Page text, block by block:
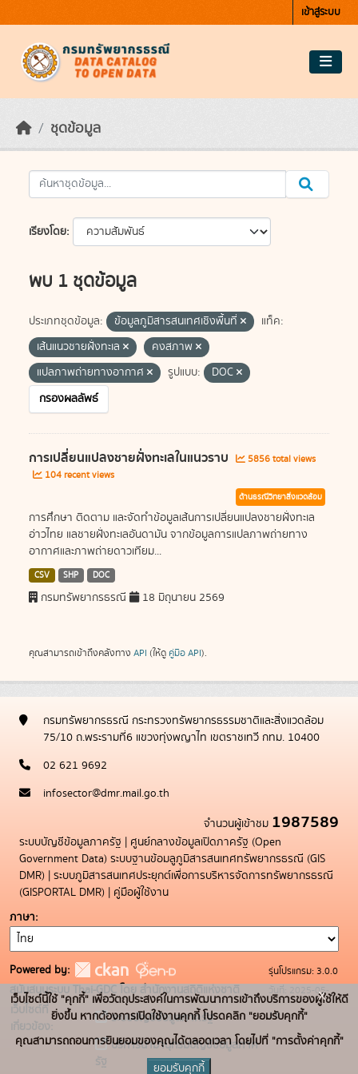
เข้าสู่ระบบ
ชุดข้อมูล
เรียงโดย
พบ 1 ชุดข้อมูล
ประเภทชุดข้อมูล: ข้อมูลภูมิสารสนเทศเชิงพื้นที่
แท็ค:
เส้นแนวชายฝั่งทะเล
คงสภาพ
แปลภาพถ่ายทางอากาศ
รูปแบบ:
DOC
กรองผลลัพธ์
การเปลี่ยนแปลงชายฝั่งทะเลในแนวราบ
5856 total views
104 recent views
ด้านธรณีวิทยาสิ่งแวดล้อม
การศึกษา ติดตาม และจัดทำข้อมูลเส้นการเปลี่ยนแปลงชายฝั่งทะเล
อ่าวไทย แลชายฝั่งทะเลอันดามัน จากข้อมูลการแปลภาพถ่ายทาง
อากาศและภาพถ่ายดาวเทียม...
CSV SHP DOC
กรมทรัพยากรธรณี 18 มิถุนายน 2569
คุณสามารถเข้าถึงคลังทาง API (ให้ดู คู่มือ API).
กรมทรัพยากรธรณี กระทรวงทรัพยากรธรรมชาติและสิ่งแวดล้อม
75/10 ถ.พระรามที่6 แขวงทุ่งพญาไท เขตราชเทวี กทม. 10400
02 621 9692
infosector@dmr.mail.go.th
จำนวนผู้เข้าชม 1987589
ระบบบัญชีข้อมูลภาครัฐ | ศูนย์กลางข้อมูลเปิดภาครัฐ (Open
Government Data) ระบบฐานข้อมลูภูมิสารสนเทศทรัพยากรธรณี (GIS
DMR) | ระบบภูมิสารสนเทศประยุกต์เพื่อการบริหารจัดการทรัพยากรธรณี
(GISPORTAL DMR) | คู่มือผู้ใช้งาน
ภาษา
Powered by:
สนับสนุนระบบ Thai-GDC โดย สำนักงานสถิติแห่งชาติ
เว็บไซต์ที่
เกี่ยวข้อง:
ระบบบัญชีข้อมูลภาครัฐ
บริการนามานุกรมบัญชีข้อมูลภาค
รัฐ
รุ่นโปรแกรม: 3.0.0
วันที่: 2025-05-
19
เว็บไซต์นี้ใช้ "คุกกี้" เพื่อวัตถุประสงค์ในการพัฒนาการเข้าถึงบริการของผู้ใช้ให้ดี
ยิ่งขึ้น หากต้องการเปิดใช้งานคุกกี้ โปรดคลิก "ยอมรับคุกกี้"
คุณสามารถถอนการยินยอมของคุณได้ตลอดเวลา โดยไปที่ "การตั้งค่าคุกกี้"
ยอมรับคุกกี้
x